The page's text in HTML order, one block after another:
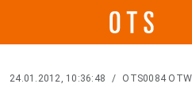
24.01.2012, 10:36:48 / OTS0084